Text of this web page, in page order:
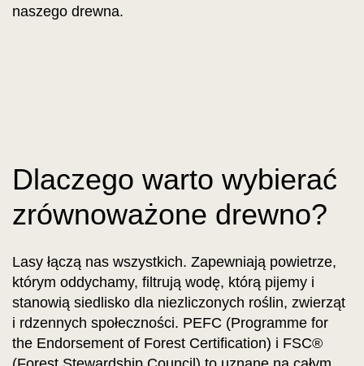
naszego drewna.
Dlaczego warto wybierać
zrównoważone drewno?
Lasy łączą nas wszystkich. Zapewniają powietrze,
którym oddychamy, filtrują wodę, którą pijemy i
stanowią siedlisko dla niezliczonych roślin, zwierząt
i rdzennych społeczności. PEFC (Programme for
the Endorsement of Forest Certification) i FSC®